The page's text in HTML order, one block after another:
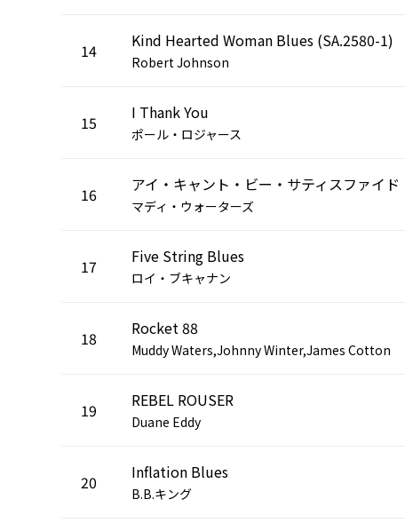
14 Kind Hearted Woman Blues (SA.2580-1)
Robert Johnson
15 I Thank You
ポール・ロジャース
16 アイ・キャント・ビー・サティスファイド
マディ・ウォーターズ
17 Five String Blues
ロイ・ブキャナン
18 Rocket 88
Muddy Waters,Johnny Winter,James Cotton
19 REBEL ROUSER
Duane Eddy
20 Inflation Blues
B.B.キング